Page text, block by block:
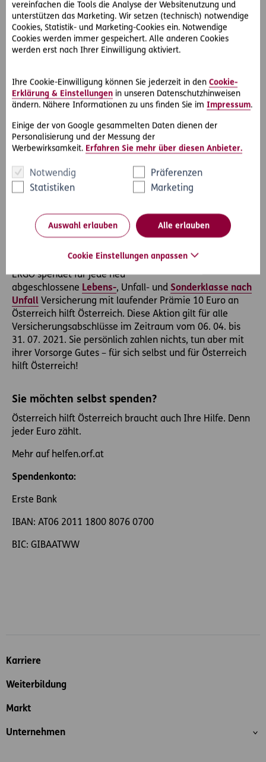
vereinfachen die Tools die Analyse der Websitenutzung und
unterstützen das Marketing. Wir setzen (technisch) notwendige
Cookies, Statistik- und Marketing-Cookies ein. Notwendige
Cookies werden immer gespeichert. Alle anderen Cookies
werden erst nach Ihrer Einwilligung aktiviert.
Ihre Cookie-Einwilligung können Sie jederzeit in den Cookie-
Erklärung & Einstellungen in unseren Datenschutzhinweisen
ändern. Nähere Informationen zu uns finden Sie im Impressum.
Einige der von Google gesammelten Daten dienen der
Personalisierung und der Messung der
Werbewirksamkeit. Erfahren Sie mehr über diesen Anbieter.
Notwendig
Präferenzen
Statistiken
Marketing
Auswahl erlauben Alle erlauben
Cookie Einstellungen anpassen
im Notfall oder Hilfestellungen bei der
Selbstorganisation der Familie
Rotes Kreuz:Bildungs-Unterstützung von Kindern
und Jugendlichen aus sozial benachteiligten
der Ferienzeiten, damit sie den Anschluss schaffen
und die Chance auf Bildung haben
sonst durch das soziale Netz fallen
Volkshilfe:Unterstützung von armutsbetroffenen
Sie sorgen vor – ERGO hilft Österreich hilft
ERGO spendet für jede neu
abgeschlossene Lebens-, Unfall- und Sonderklasse nach
Unfall Versicherung mit laufender Prämie 10 Euro an
Österreich hilft Österreich. Diese Aktion gilt für alle
Versicherungsabschlüsse im Zeitraum vom 06. 04. bis
31. 07. 2021. Sie persönlich zahlen nichts, tun aber mit
ihrer Vorsorge Gutes – für sich selbst und für Österreich
hilft Österreich!
Sie möchten selbst spenden?
Österreich hilft Österreich braucht auch Ihre Hilfe. Denn
jeder Euro zählt.
Mehr auf helfen.orf.at
Spendenkonto:
Erste Bank
IBAN: AT06 2011 1800 8076 0700
BIC: GIBAATWW
Inhaltsübersicht
Karriere
Weiterbildung
Markt
Unternehmen